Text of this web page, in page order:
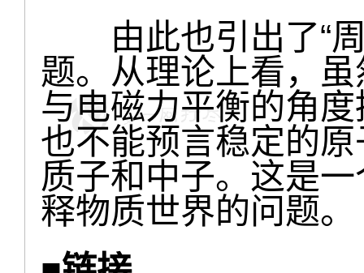
由此也引出了“周
题。从理论上看，
与电磁力平衡的角
也不能预言稳定的
质子和中子。这是
释物质世界的问题。